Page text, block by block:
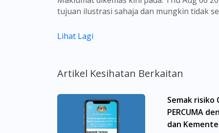
tujuan ilustrasi sahaja dan mungkin tidak
Kandungan laman web ini adalah
untuk membuat diagnosis atau rawatan
sebelum mengambil atau menggunakan
menggantikannya.
Pemberian ubat-ubatan yang
Lihat Lagi
Artikel Kesihatan Berkaitan
Semak risiko
PERCUMA
dan